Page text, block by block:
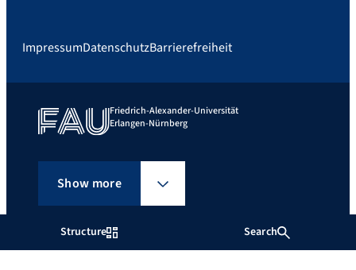
Structure Search
ImpressumDatenschutzBarrierefreiheit
Friedrich-Alexander-Universität
Erlangen-Nürnberg
Show more